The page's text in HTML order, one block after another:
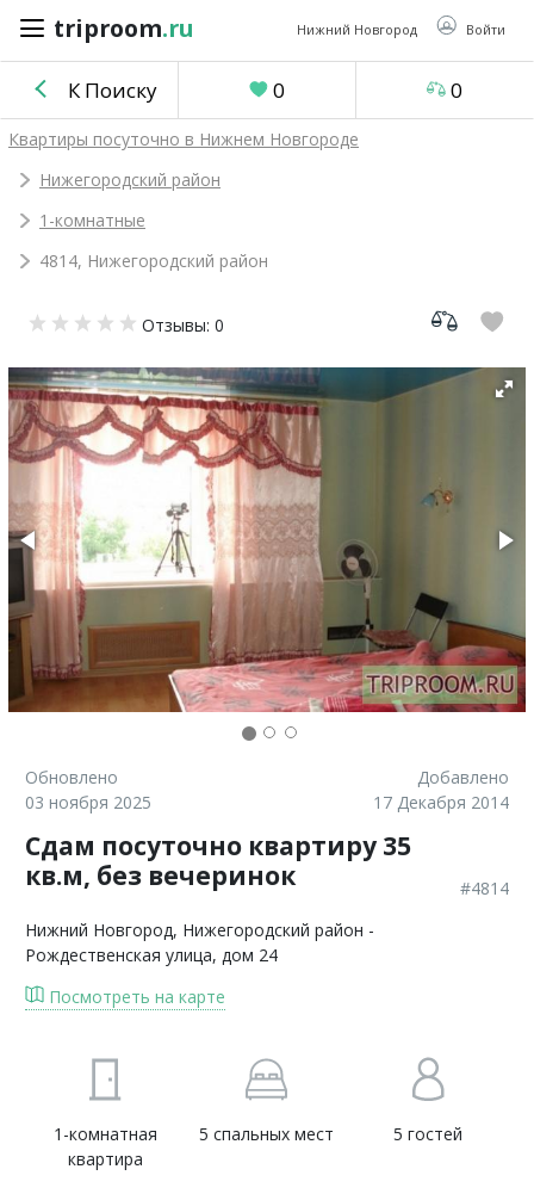
triproom.ru Нижний Новгород Войти
triproom .ru
Российский
Войти / Зарегистрироваться
объявление
0
Сравнение
0
К Поиску 0 0
Квартиры посуточно в Нижнем Новгороде
Нижегородский район
1-комнатные
4814, Нижегородский район
Отзывы: 0
Обновлено
03 ноября 2025
Добавлено
17 Декабря 2014
Сдам посуточно квартиру 35
кв.м, без вечеринок
#4814
Нижний Новгород, Нижегородский район -
Рождественская улица, дом 24
Посмотреть на карте
1-комнатная
квартира
5 спальных мест 5 гостей